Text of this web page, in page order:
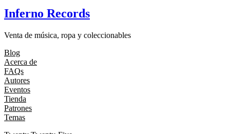
Inferno Records
Venta de música, ropa y coleccionables
Blog
Acerca de
FAQs
Autores
Eventos
Tienda
Patrones
Temas